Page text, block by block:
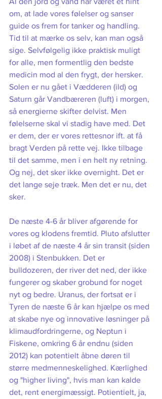
om, at lade vores følelser og sanser
guide os frem for tanker og handling.
Tid til at mærke os selv, kan man også
sige. Selvfølgelig ikke praktisk muligt
for alle, men formentlig den bedste
medicin mod al den frygt, der hersker.
Solen er nu gået i Vædderen (ild) og
Saturn går Vandbæreren (luft) i morgen,
så energierne skifter delvist. Men
følelserne skal vi stadig have med. Det
er dem, der er vores rettesnor ift. at få
bragt Verden på rette vej. Ikke tilbage
til det samme, men i en helt ny retning.
Og nej, det sker ikke overnight. Det er
det lange seje træk. Men det er nu, det
sker.
De næste 4-6 år bliver afgørende for
vores og klodens fremtid. Pluto afslutter
i løbet af de næste 4 år sin transit (siden
2008) i Stenbukken. Det er
bulldozeren, der river det ned, der ikke
fungerer og skaber grobund for noget
nyt og bedre. Uranus, der fortsat er i
Tyren de næste 6 år kan hjælpe os med
at skabe nye og innovative løsninger på
klimaudfordringerne, og Neptun i
Fiskene, omkring 6 år endnu (siden
2012) kan potentielt åbne døren til
større medmenneskelighed. Kærlighed
og "higher living", hvis man kan kalde
det, rent energimæssigt. Potientielt, ja,